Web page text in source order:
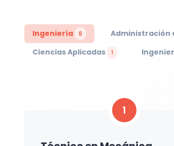
Ingeniería 8 Administración
Ciencias Aplicadas 1
1